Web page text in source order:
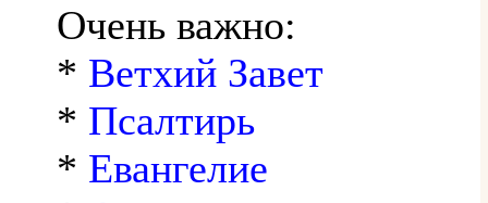
Очень важно:
* Ветхий Завет
* Псалтирь
* Евангелие